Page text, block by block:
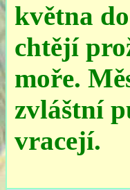
května
chtějí
moře.
zvláštní
vracejí.